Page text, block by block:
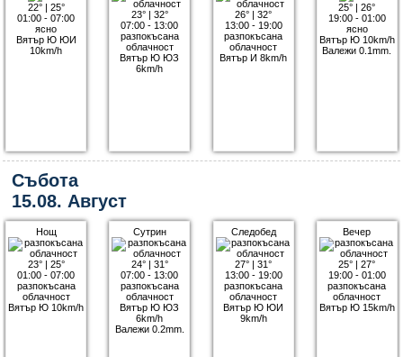
22°| 25°
01:00 - 07:00
ясно
Вятър Ю ЮИ
10km/h
23°| 32°
07:00 - 13:00
разпокъсана
облачност
Вятър Ю ЮЗ
6km/h
26° |32°
13:00 - 19:00
разпокъсана
облачност
Вятър И 8km/h
25° |26°
19:00 - 01:00
ясно
Вятър Ю 10km/h
Валежи 0.1mm.
Събота
15.08. Август
Нощ
23°| 25°
01:00 - 07:00
разпокъсана
облачност
Вятър Ю 10km/h
Сутрин
24°| 31°
07:00 - 13:00
разпокъсана
облачност
Вятър Ю ЮЗ
6km/h
Валежи 0.2mm.
Следобед
27° |31°
13:00 - 19:00
разпокъсана
облачност
Вятър Ю ЮИ
9km/h
Вечер
25° |27°
19:00 - 01:00
разпокъсана
облачност
Вятър Ю 15km/h